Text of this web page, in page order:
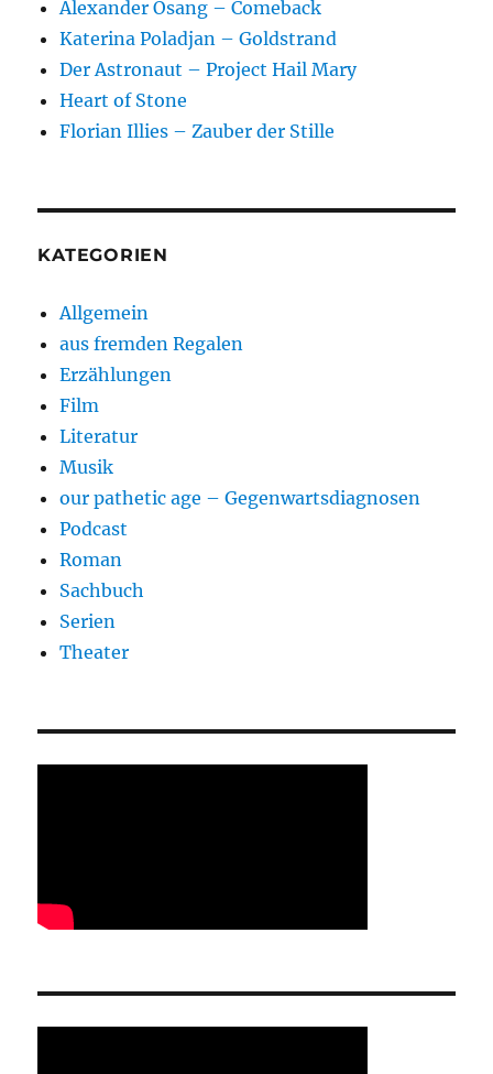
Alexander Osang – Comeback
Katerina Poladjan – Goldstrand
Der Astronaut – Project Hail Mary
Heart of Stone
Florian Illies – Zauber der Stille
KATEGORIEN
Allgemein
aus fremden Regalen
Erzählungen
Film
Literatur
Musik
our pathetic age – Gegenwartsdiagnosen
Podcast
Roman
Sachbuch
Serien
Theater